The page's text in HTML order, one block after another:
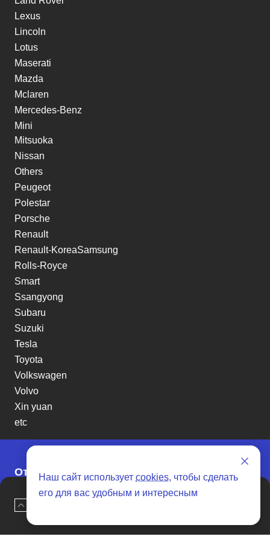
Lexus
Lincoln
Lotus
Maserati
Mazda
Mclaren
Mercedes-Benz
Mini
Mitsuoka
Nissan
Others
Peugeot
Polestar
Porsche
Renault
Renault-KoreaSamsung
Rolls-Royce
Smart
Ssangyong
Subaru
Suzuki
Tesla
Toyota
Volkswagen
Volvo
Xin yuan
etc
Отзывы о SENAT CARS
Наш сайт использует cookies, чтобы сделать
его для вас удобным и интересным